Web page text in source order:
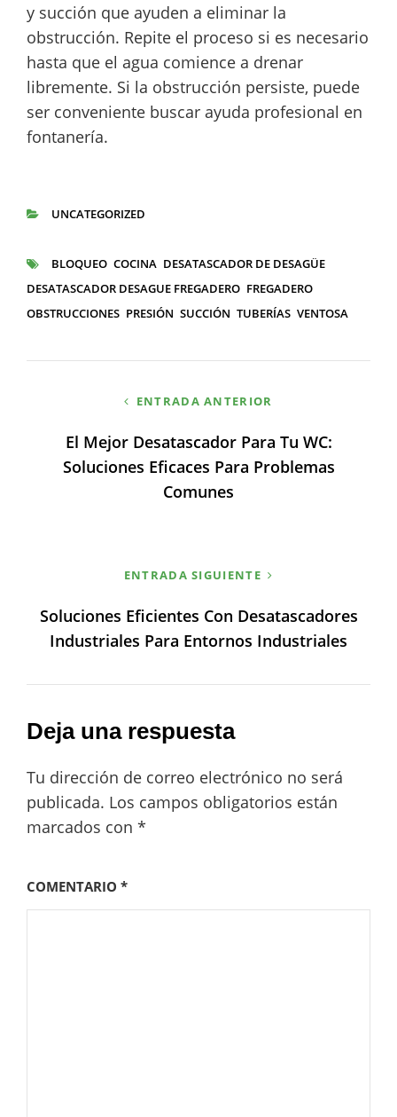
y succión que ayuden a eliminar la
obstrucción. Repite el proceso si es necesario
hasta que el agua comience a drenar
libremente. Si la obstrucción persiste, puede
ser conveniente buscar ayuda profesional en
fontanería.
UNCATEGORIZED
ETIQUETAS
BLOQUEO COCINA DESATASCADOR DE DESAGÜE
DESATASCADOR DESAGUE FREGADERO FREGADERO
OBSTRUCCIONES PRESIÓN SUCCIÓN TUBERÍAS VENTOSA
entradas
ENTRADA ANTERIOR
El Mejor Desatascador Para Tu WC:
Soluciones Eficaces Para Problemas
Comunes
ENTRADA SIGUIENTE
Soluciones Eficientes Con Desatascadores
Industriales Para Entornos Industriales
Deja una respuesta
Tu dirección de correo electrónico no será
publicada. Los campos obligatorios están
marcados con *
COMENTARIO *